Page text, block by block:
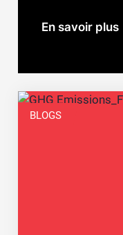
En savoir plus
BLOGS